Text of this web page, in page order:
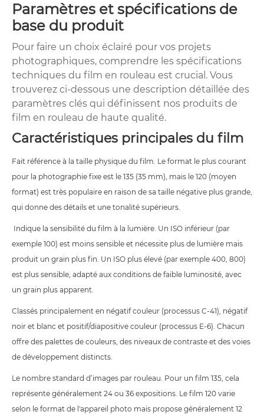
Paramètres et spécifications de
base du produit
Pour faire un choix éclairé pour vos projets
photographiques, comprendre les spécifications
techniques du film en rouleau est crucial. Vous
trouverez ci-dessous une description détaillée des
paramètres clés qui définissent nos produits de
film en rouleau de haute qualité.
Caractéristiques principales du film
Fait référence à la taille physique du film. Le format le plus courant
pour la photographie fixe est le 135 (35 mm), mais le 120 (moyen
format) est très populaire en raison de sa taille négative plus grande,
qui donne des détails et une tonalité supérieurs.
Indique la sensibilité du film à la lumière. Un ISO inférieur (par
exemple 100) est moins sensible et nécessite plus de lumière mais
produit un grain plus fin. Un ISO plus élevé (par exemple 400, 800)
est plus sensible, adapté aux conditions de faible luminosité, avec
un grain plus apparent.
Classés principalement en négatif couleur (processus C-41), négatif
noir et blanc et positif/diapositive couleur (processus E-6). Chacun
offre des palettes de couleurs, des niveaux de contraste et des voies
de développement distincts.
Le nombre standard d’images par rouleau. Pour un film 135, cela
représente généralement 24 ou 36 expositions. Le film 120 varie
selon le format de l'appareil photo mais propose généralement 12